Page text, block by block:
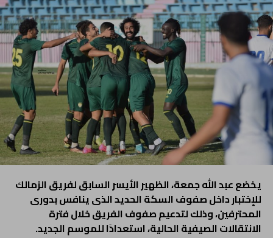
يخضع عبد الله جمعة، الظهير الأيسر السابق لفريق الزمالك
للإختبار داخل صفوف السكة الحديد الذى ينافس بدورى
المحترفين، وذلك لتدعيم صفوف الفريق خلال فترة
الانتقالات الصيفية الحالية، استعدادًا للموسم الجديد.